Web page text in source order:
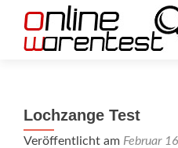
Lochzange Test
Veröffentlicht am Februar